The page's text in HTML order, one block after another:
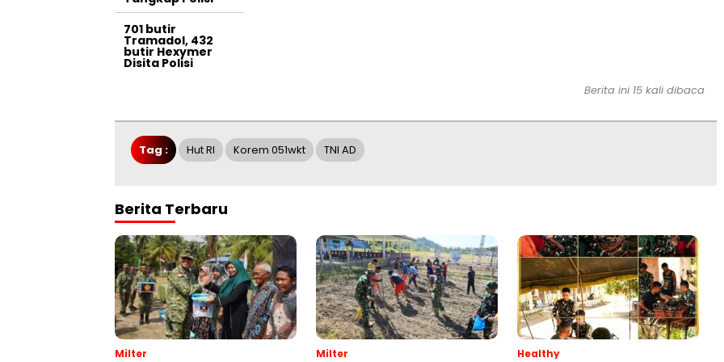
701 butir
Tramadol, 432
butir Hexymer
Disita Polisi
Berita ini 15 kali dibaca
Tag : Hut RI Korem 051wkt TNI AD
Berita Terbaru
Milter Milter Healthy